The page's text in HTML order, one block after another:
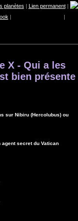
planètes Lien permanent|
X - Qui a les
bien présente
sur Nibiru (Hercolubus) ou
agent secret du Vatican